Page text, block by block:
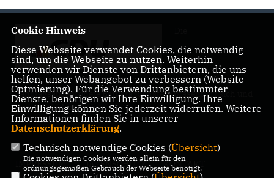
Landtagsabgeordnete Barbara Richstein präsentiert sich und
ihre politischen Ziele.
IMPRESSUM DATENSCHUTZ KONTAKT
Cookie Hinweis
Diese Webseite verwendet Cookies, die notwendig
sind, um die Webseite zu nutzen. Weiterhin
verwenden wir Dienste von Drittanbietern, die uns
helfen, unser Webangebot zu verbessern (Website-
Optmierung). Für die Verwendung bestimmter
Dienste, benötigen wir Ihre Einwilligung. Ihre
Einwilligung können Sie jederzeit widerrufen. Weitere
Informationen finden Sie in unserer
Datenschutzerklärung.
Technisch notwendige Cookies (Übersicht)
Die notwendigen Cookies werden allein für den
ordnungsgemäßen Gebrauch der Webseite benötigt.